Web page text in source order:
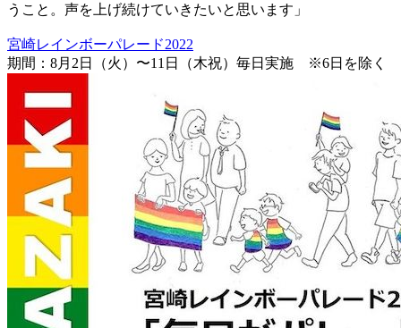
うこと。声を上げ続けていきたいと思います」
宮崎レインボーパレード2022
期間：8月2日（火）〜11日（木祝）毎日実施 ※6日を除く